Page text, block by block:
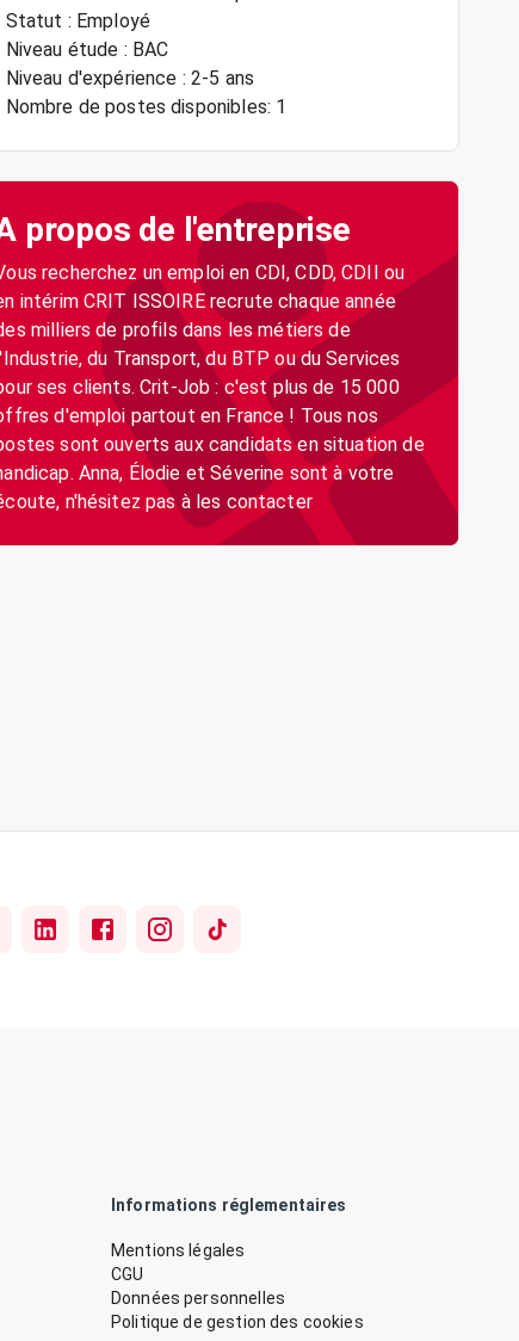
Statut : Employé
Niveau étude : BAC
Niveau d'expérience : 2-5 ans
Nombre de postes disponibles: 1
propos de l'entreprise
recherchez un emploi en CDI, CDD, CDII ou
intérim CRIT ISSOIRE recrute chaque année
milliers de profils dans les métiers de
du Transport, du BTP ou du Services
ses clients. Crit-Job : c'est plus de 15 000
d'emploi partout en France ! Tous nos
sont ouverts aux candidats en situation de
Anna, Élodie et Séverine sont à votre
n'hésitez pas à les contacter
Informations réglementaires
Mentions légales
CGU
Données personnelles
Politique de gestion des cookies